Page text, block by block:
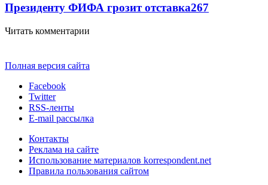
Президенту ФИФА грозит отставка267
Читать комментарии
Полная версия сайта
Facebook
Twitter
RSS-ленты
E-mail рассылка
Контакты
Реклама на сайте
Использование материалов korrespondent.net
Правила пользования сайтом